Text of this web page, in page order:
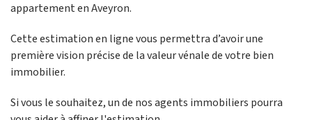
appartement en Aveyron.
Cette estimation en ligne vous permettra d’avoir une
première vision précise de la valeur vénale de votre bien
immobilier.
Si vous le souhaitez, un de nos agents immobiliers pourra